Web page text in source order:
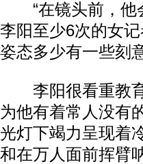
“在镜头前，他
李阳至少6次的女
姿态多少有一些刻
李阳很看重教育
为他有着常人没有
光灯下竭力呈现着
和在万人面前挥臂